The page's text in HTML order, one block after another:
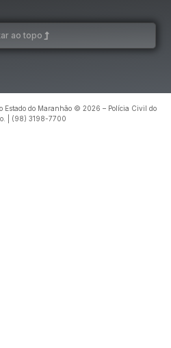
ao topo
Estado do Maranhão © 2026 – Polícia Civil do
| (98) 3198-7700